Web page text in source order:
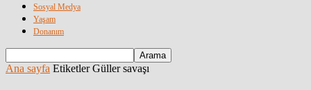
Sosyal Medya
Yaşam
Donanım
Ana sayfa Etiketler Güller savaşı